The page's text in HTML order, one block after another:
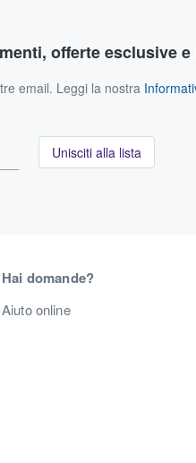
offerte esclusive
email. Leggi la nostra
Unisciti alla lista
Hai domande?
Aiuto online